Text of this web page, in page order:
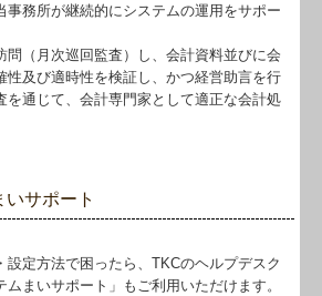
事務所が継続的にシステムの運用をサポー
問（月次巡回監査）し、会計資料並びに会
性及び適時性を検証し、かつ経営助言を行
を通じて、会計専門家として適正な会計処
サポート
設定方法で困ったら、TKCのヘルプデスク
まいサポート」もご利用いただけます。